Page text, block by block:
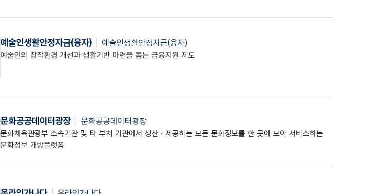
예술인생활안정자금(융자) 예술인생활안정자금(융자)
예술인의 창작환경 개선과 생활기반 마련을 돕는 금융지원 제도
문화공공데이터광장 문화공공데이터광장
문화체육관광부 소속기관 및 타 부처 기관에서 생산 · 제공하는 모든 문화정보를 한 곳에 모아 서비스하는
문화정보 개방플랫폼